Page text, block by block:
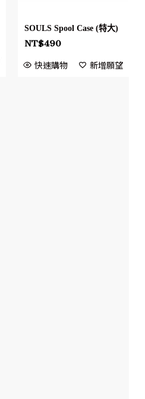
SOULS Spool Case (特大)
NT$490
快速購物 新增願望